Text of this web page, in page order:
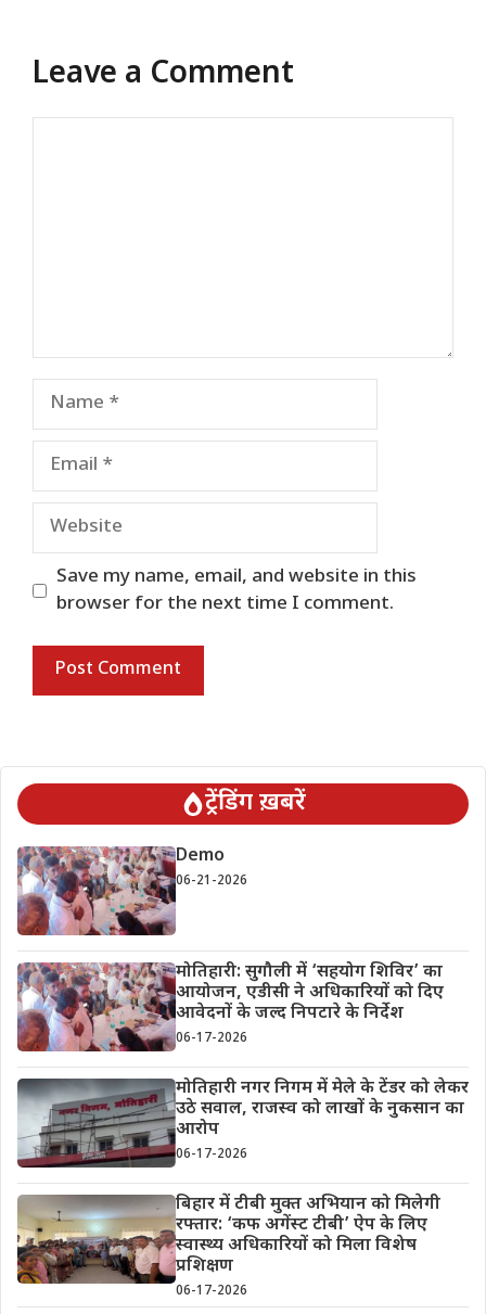
Leave a Comment
Name
Email
Website
Save my name, email, and website in this
browser for the next time I comment.
ट्रेंडिंग ख़बरें
Demo
06-21-2026
मोतिहारी: सुगौली में ‘सहयोग शिविर’ का
आयोजन, एडीसी ने अधिकारियों को दिए
आवेदनों के जल्द निपटारे के निर्देश
06-17-2026
मोतिहारी नगर निगम में मेले के टेंडर को लेकर
उठे सवाल, राजस्व को लाखों के नुकसान का
आरोप
06-17-2026
बिहार में टीबी मुक्त अभियान को मिलेगी
रफ्तार: ‘कफ अगेंस्ट टीबी’ ऐप के लिए
स्वास्थ्य अधिकारियों को मिला विशेष
प्रशिक्षण
06-17-2026